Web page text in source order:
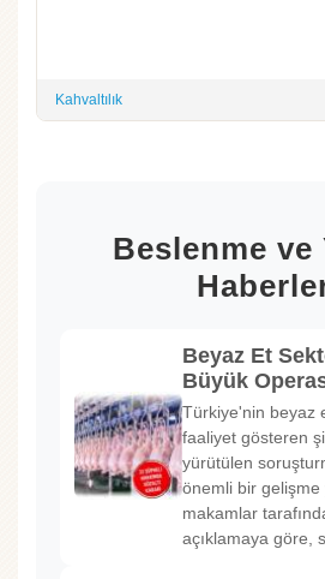
Kahvaltılık
Beslenme ve
Beyaz Et
Büyük
Türkiye'nin beyaz
faaliyet gösteren
yürütülen
önemli bir gelişme
makamlar
açıklamaya göre,